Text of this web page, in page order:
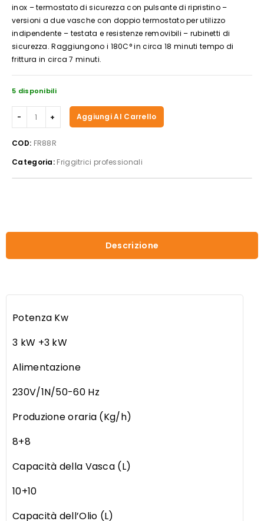
inox – termostato di sicurezza con pulsante di ripristino –
versioni a due vasche con doppio termostato per utilizzo
indipendente – testata e resistenze removibili – rubinetti di
sicurezza. Raggiungono i 180C° in circa 18 minuti tempo di
frittura in circa 7 minuti.
5 disponibili
FRIGGITRICE
ELETTRICA
FR88R
Aggiungi Al Carrello
COD: FR88R
Categoria: Friggitrici professionali
Descrizione
Potenza Kw
3 kW +3 kW
Alimentazione
230V/1N/50-60 Hz
Produzione oraria (Kg/h)
8+8
Capacità della Vasca (L)
10+10
Capacità dell’Olio (L)